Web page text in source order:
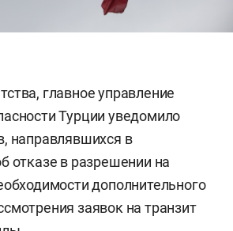
главное управление
Турции уведомило
направлявшихся в
отказе в разрешении на
дополнительного
заявок на транзит